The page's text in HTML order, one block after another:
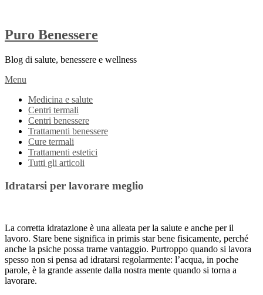
Puro Benessere
Blog di salute, benessere e wellness
Menu
Medicina e salute
Centri termali
Centri benessere
Trattamenti benessere
Cure termali
Trattamenti estetici
Tutti gli articoli
Idratarsi per lavorare meglio
La corretta idratazione è una alleata per la salute e anche per il
lavoro. Stare bene significa in primis star bene fisicamente, perché
anche la psiche possa trarne vantaggio. Purtroppo quando si lavora
spesso non si pensa ad idratarsi regolarmente: l’acqua, in poche
parole, è la grande assente dalla nostra mente quando si torna a
lavorare.